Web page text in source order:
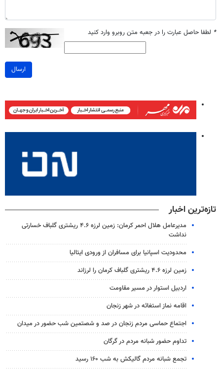
* لطفا حاصل عبارت را در جعبه متن روبرو وارد کنید
ارسال
تازه‌ترین اخبار
مدیرعامل هلال احمر کرمان: زمین لرزه ۴.۶ ریشتری گلباف خسارتی
نداشت
محدودیت اسپانیا برای مسافران از ورودی ایتالیا
زمین لرزه ۴.۶ ریشتری گلباف کرمان را لرزاند
اردبیل استوار در مسیر مقاومت
اقامه نماز استغاثه در شهر زنجان
اجتماع حماسی مردم زنجان در صد و شصتمین شب حضور در میدان
تداوم حضور شبانه مردم در گرگان
تجمع شبانه مردم گالیکش به شب ۱۶۰ رسید